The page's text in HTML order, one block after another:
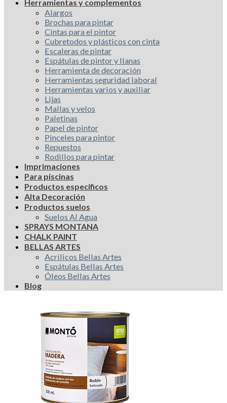
Herramientas y complementos
Alargos
Brochas para pintar
Cintas para el pintor
Cubretodos y plásticos con cinta
Escaleras de pintar
Espátulas de pintor y llanas
Herramienta de decoración
Herramientas seguridad laboral
Herramientas varios y auxiliar
Lijas
Mallas y velos
Paletinas
Papel de pintor
Pinceles para pintor
Repuestos
Rodillos para pintar
Imprimaciones
Para piscinas
Productos especificos
Alta Decoración
Productos suelos
Suelos Al Agua
SPRAYS MONTANA
CHALK PAINT
BELLAS ARTES
Acrílicos Bellas Artes
Espátulas Bellas Artes
Óleos Bellas Artes
Blog